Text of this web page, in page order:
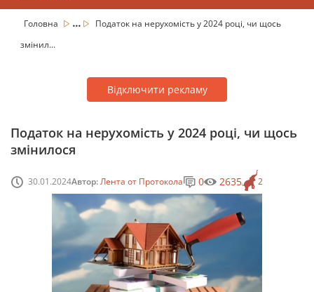
Головна ...
Податок на нерухомість у 2024 році, чи щось
змінил...
Відключити рекламу
Податок на нерухомість у 2024 році, чи щось
змінилося
30.01.2024Автор:Лента от Протокола 2
0 2635